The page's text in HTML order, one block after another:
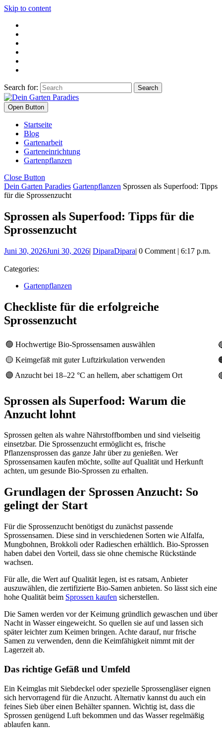
Skip to content
Search for:
Open Button
Startseite
Blog
Gartenarbeit
Garteneinrichtung
Gartenpflanzen
Close Button
Dein Garten Paradies Gartenpflanzen Sprossen als Superfood: Tipps
für die Sprossenzucht
Sprossen als Superfood: Tipps für die
Sprossenzucht
Juni 30, 2026Juni 30, 2026| DiparaDipara| 0 Comment | 6:17 p.m.
Categories:
Gartenpflanzen
Checkliste für die erfolgreiche
Sprossenzucht
🟢 Hochwertige Bio-Sprossensamen auswählen
🟡 Keimgefäß mit guter Luftzirkulation verwenden
🟣 Anzucht bei 18–22 °C an hellem, aber schattigem Ort
Sprossen als Superfood: Warum die
Anzucht lohnt
Sprossen gelten als wahre Nährstoffbomben und sind vielseitig
einsetzbar. Die Sprossenzucht ermöglicht es, frische
Pflanzensprossen das ganze Jahr über zu genießen. Wer
Sprossensamen kaufen möchte, sollte auf Qualität und Herkunft
achten, um gesunde Bio-Sprossen zu erhalten.
Grundlagen der Sprossen Anzucht: So
gelingt der Start
Für die Sprossenzucht benötigst du zunächst passende
Sprossensamen. Diese sind in verschiedenen Sorten wie Alfalfa,
Mungbohnen, Brokkoli oder Radieschen erhältlich. Bio-Sprossen
haben dabei den Vorteil, dass sie ohne chemische Rückstände
wachsen.
Für alle, die Wert auf Qualität legen, ist es ratsam, Anbieter
auszuwählen, die zertifizierte Bio-Samen anbieten. So lässt sich eine
hohe Qualität beim Sprossen kaufen sicherstellen.
Die Samen werden vor der Keimung gründlich gewaschen und über
Nacht in Wasser eingeweicht. So quellen sie auf und lassen sich
später leichter zum Keimen bringen. Achte darauf, nur frische
Samen zu verwenden, denn die Keimfähigkeit nimmt mit der
Lagerzeit ab.
Das richtige Gefäß und Umfeld
Ein Keimglas mit Siebdeckel oder spezielle Sprossengläser eignen
sich hervorragend für die Anzucht. Alternativ kannst du auch ein
feines Sieb über einen Behälter spannen. Wichtig ist, dass die
Sprossen genügend Luft bekommen und das Wasser regelmäßig
ablaufen kann.